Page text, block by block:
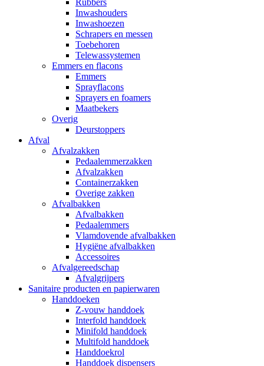
Inwashouders
Inwashoezen
Schrapers en messen
Toebehoren
Telewassystemen
Emmers en flacons
Emmers
Sprayflacons
Sprayers en foamers
Maatbekers
Overig
Deurstoppers
Afval
Afvalzakken
Pedaalemmerzakken
Afvalzakken
Containerzakken
Overige zakken
Afvalbakken
Afvalbakken
Pedaalemmers
Vlamdovende afvalbakken
Hygiëne afvalbakken
Accessoires
Afvalgereedschap
Afvalgrijpers
Sanitaire producten en papierwaren
Handdoeken
Z-vouw handdoek
Interfold handdoek
Minifold handdoek
Multifold handdoek
Handdoekrol
Handdoek dispensers